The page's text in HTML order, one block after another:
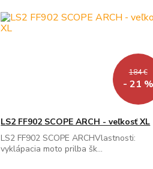
184 €
- 21 %
LS2 FF902 SCOPE ARCH - veľkosť XL
LS2 FF902 SCOPE ARCHVlastnosti:
vyklápacia moto prilba šk...